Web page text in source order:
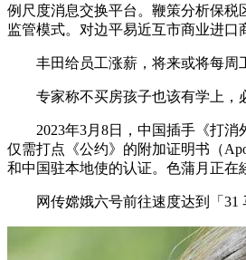
例尺度消息交换平台。鞭策分析保税
监管模式。对边平易近互市商业进
丰田给员工涨薪，将来或将每周
专家称不买房孩子也该有学上，
2023年3月8日，中国插手《打消
仅需打点《公约》的附加证明书（
和中国驻本地使的认证。色蒲月正在
网传嫦娥六号前往速度达到「31